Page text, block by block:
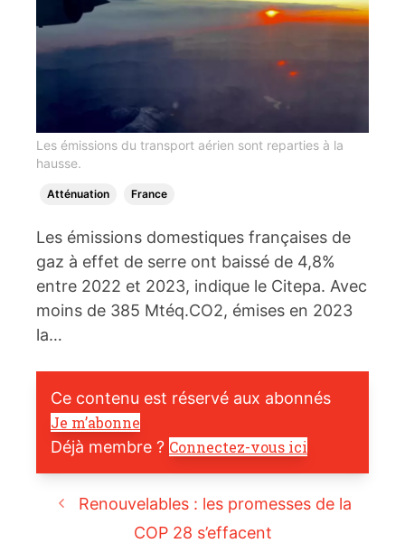
Les émissions du transport aérien sont reparties à la
hausse.
Atténuation France
Les émissions domestiques françaises de
gaz à effet de serre ont baissé de 4,8%
entre 2022 et 2023, indique le Citepa. Avec
moins de 385 Mtéq.CO2, émises en 2023
la…
Ce contenu est réservé aux abonnés
Je m’abonne
Déjà membre ? Connectez-vous ici
Renouvelables : les promesses de la
COP 28 s’effacent